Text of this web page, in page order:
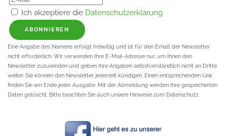
Ich akzeptiere die Datenschutzerklärung
ABONNIEREN
Eine Angabe des Namens erfolgt freiwillig und ist für den Erhalt der Newsletter
nicht erforderlich. Wir verwenden Ihre E-Mail-Adresse nur, um Ihnen den
Newsletter zuzusenden und geben Ihre Angaben selbstverständlich nicht an Dritte
weiter. Sie können den Newsletter jederzeit kündigen. Einen entsprechenden Link
finden Sie am Ende jeder Ausgabe. Mit der Abmeldung werden Ihre gespeicherten
Daten gelöscht. Bitte beachten Sie auch unsere Hinweise zum Datenschutz.